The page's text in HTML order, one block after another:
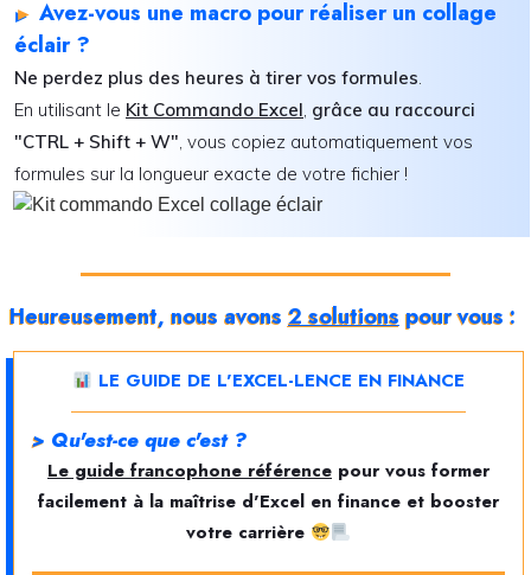
► Avez-vous une macro pour réaliser un collage
éclair ?
Ne perdez plus des heures à tirer vos formules.
En utilisant le Kit Commando Excel, grâce au raccourci
"CTRL + Shift + W", vous copiez automatiquement vos
formules sur la longueur exacte de votre fichier !
Heureusement, nous avons2 solutions pour vous :
LE GUIDE DE L'EXCEL-LENCE EN FINANCE
> Qu'est-ce que c'est ?
Le guide francophone référence pour vous former
facilement à la maîtrise d'Excel en finance et booster
votre carrière